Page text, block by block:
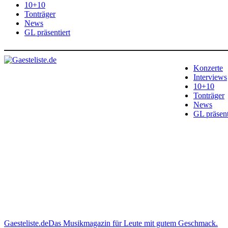
10+10
Tonträger
News
GL präsentiert
Konzerte
Interviews
10+10
Tonträger
News
GL
Gaesteliste.deDas Musikmagazin für Leute mit gutem Geschmack.